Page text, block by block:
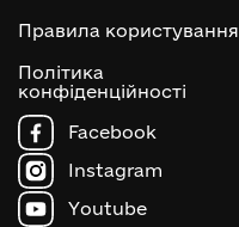
Правила користування
Політика
конфіденційності
Facebook
Instagram
Youtube